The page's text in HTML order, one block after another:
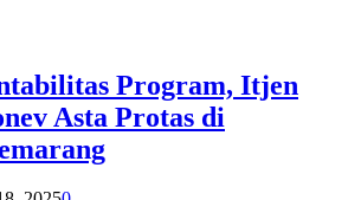
Program, Itjen
Asta Protas di